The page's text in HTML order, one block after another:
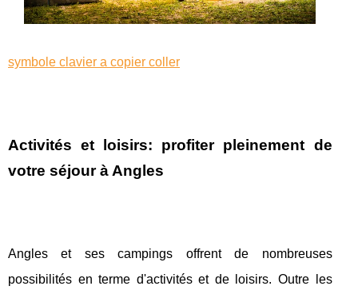
symbole clavier a copier coller
Activités et loisirs: profiter pleinement de
votre séjour à Angles
Angles et ses campings offrent de nombreuses
possibilités en terme d'activités et de loisirs. Outre les